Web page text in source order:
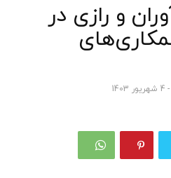
و رازی در
- 4 شهریور 1403